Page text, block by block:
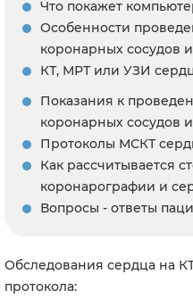
Что покажет
Особенности
коронарных сосудов
КТ, МРТ или УЗИ
Показания к
коронарных сосудов
Протоколы МСКТ
Как рассчитывается
коронарографии и
Вопросы - ответы
Обследования сердца на
протокола: